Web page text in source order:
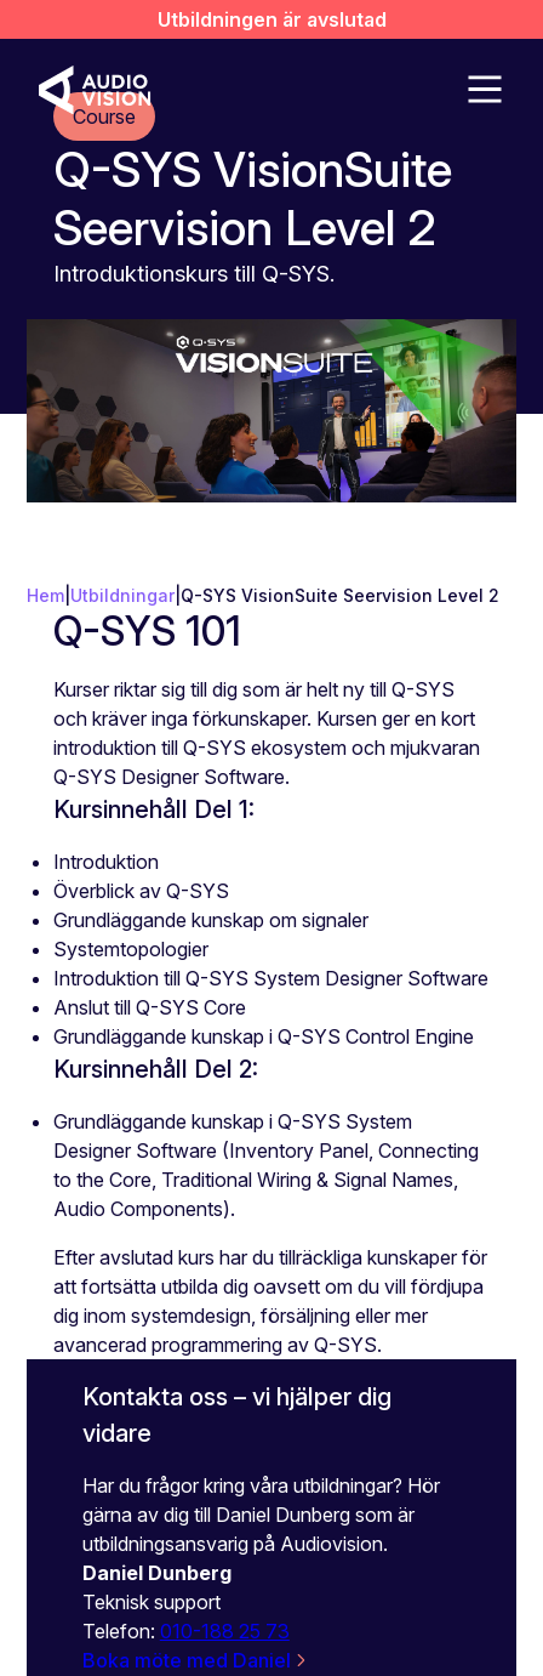
Utbildningen är avslutad
Course
Q-SYS VisionSuite
Seervision Level 2
Introduktionskurs till Q-SYS.
Hem| Utbildningar| Q-SYS VisionSuite Seervision Level 2
Q-SYS 101
Kurser riktar sig till dig som är helt ny till Q-SYS
och kräver inga förkunskaper. Kursen ger en kort
introduktion till Q-SYS ekosystem och mjukvaran
Q-SYS Designer Software.
Kursinnehåll Del 1:
Introduktion
Överblick av Q-SYS
Grundläggande kunskap om signaler
Systemtopologier
Introduktion till Q-SYS System Designer Software
Anslut till Q-SYS Core
Grundläggande kunskap i Q-SYS Control Engine
Kursinnehåll Del 2:
Grundläggande kunskap i Q-SYS System
Designer Software (Inventory Panel, Connecting
to the Core, Traditional Wiring & Signal Names,
Audio Components).
Efter avslutad kurs har du tillräckliga kunskaper för
att fortsätta utbilda dig oavsett om du vill fördjupa
dig inom systemdesign, försäljning eller mer
avancerad programmering av Q-SYS.
Kontakta oss – vi hjälper dig
vidare
Har du frågor kring våra utbildningar? Hör
gärna av dig till Daniel Dunberg som är
utbildningsansvarig på Audiovision.
Daniel Dunberg
Teknisk support
Telefon: 010-188 25 73
Boka möte med Daniel